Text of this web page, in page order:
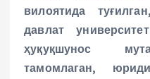
вилоятида
давлат
ҳуқуқшунос
тамомлаган,